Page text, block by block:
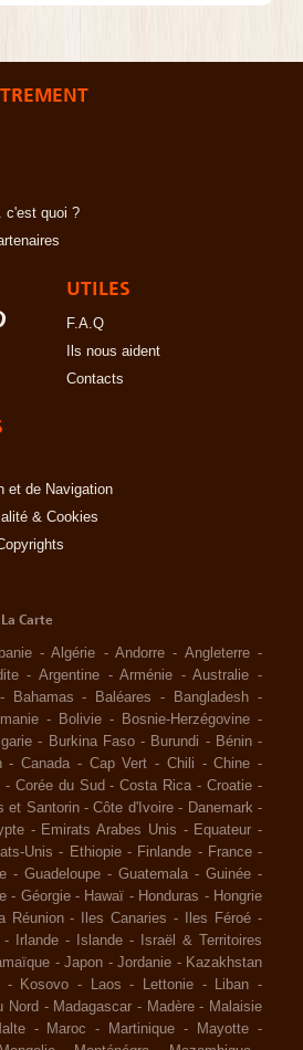
c'est quoi ?
UTILES
F.A.Q
Ils nous aident
Contacts
et de Navigation
& Cookies
Carte
-Algérie -Andorre - Angleterre -
-Argentine -Arménie -Australie -
- Bahamas - Baléares - Bangladesh -
- Bolivie - Bosnie-Herzégovine -
- Burkina Faso - Burundi - Bénin -
- Canada - Cap Vert - Chili -Chine -
- Corée du Sud -Costa Rica -Croatie -
et Santorin -Côte d'Ivoire - Danemark -
- Emirats Arabes Unis - Equateur -
Unis - Ethiopie - Finlande - France -
- Guadeloupe - Guatemala - Guinée -
- Géorgie - Hawaï - Honduras - Hongrie
Réunion - Iles Canaries - Iles Féroé -
- Irlande - Islande -
Israël & Territoires
- Japon - Jordanie - Kazakhstan
- Kosovo - Laos - Lettonie - Liban -
Nord - Madagascar - Madère - Malaisie
- Maroc - Martinique - Mayotte -